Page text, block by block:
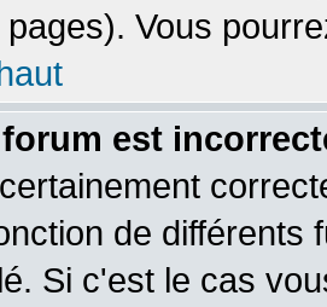
Vous
est
de différents
Si c'est le cas